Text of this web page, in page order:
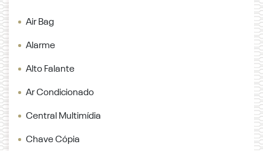
Air Bag
Alarme
Alto Falante
Ar Condicionado
Central Multimídia
Chave Cópia